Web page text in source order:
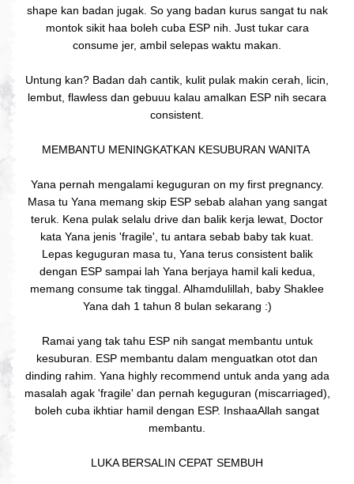
shape kan badan jugak. So yang badan kurus sangat tu nak
montok sikit haa boleh cuba ESP nih. Just tukar cara
consume jer, ambil selepas waktu makan.
Untung kan? Badan dah cantik, kulit pulak makin cerah, licin,
lembut, flawless dan gebuuu kalau amalkan ESP nih secara
consistent.
MEMBANTU MENINGKATKAN KESUBURAN WANITA
Yana pernah mengalami keguguran on my first pregnancy.
Masa tu Yana memang skip ESP sebab alahan yang sangat
teruk. Kena pulak selalu drive dan balik kerja lewat, Doctor
kata Yana jenis 'fragile', tu antara sebab baby tak kuat.
Lepas keguguran masa tu, Yana terus consistent balik
dengan ESP sampai lah Yana berjaya hamil kali kedua,
memang consume tak tinggal. Alhamdulillah, baby Shaklee
Yana dah 1 tahun 8 bulan sekarang :)
Ramai yang tak tahu ESP nih sangat membantu untuk
kesuburan. ESP membantu dalam menguatkan otot dan
dinding rahim. Yana highly recommend untuk anda yang ada
masalah agak 'fragile' dan pernah keguguran (miscarriaged),
boleh cuba ikhtiar hamil dengan ESP. InshaaAllah sangat
membantu.
LUKA BERSALIN CEPAT SEMBUH